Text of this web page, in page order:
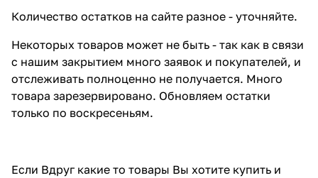
Количество остатков на сайте разное - уточняйте.
Некоторых товаров может не быть - так как в связи
с нашим закрытием много заявок и покупателей, и
отслеживать полноценно не получается. Много
товара зарезервировано. Обновляем остатки
только по воскресеньям.
Если Вдруг какие то товары Вы хотите купить и